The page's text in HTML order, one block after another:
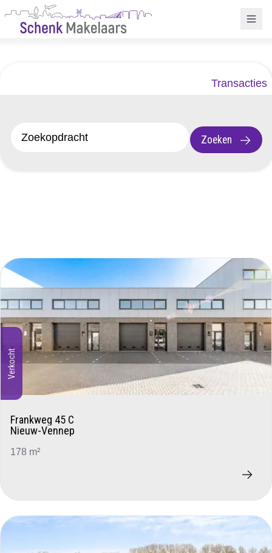
Transacties
Zoeken
Verkocht
Frankweg 45 C
Nieuw-Vennep
178 m²